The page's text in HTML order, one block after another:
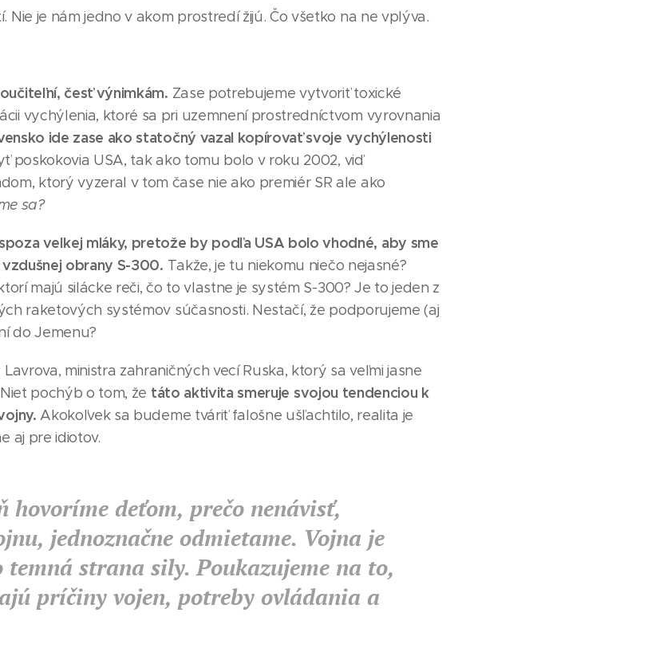
Nie je nám jedno v akom prostredí žijú. Čo všetko na ne vplýva.
česť výnimkám. Zase potrebujeme vytvoriť toxické
vychýlenia, ktoré sa pri uzemnení prostredníctvom vyrovnania
ide zase ako statočný vazal kopírovať svoje vychýlenosti
poskokovia USA, tak ako tomu bolo v roku 2002, viď
ktorý vyzeral v tom čase nie ako premiér SR ale ako
sa?
veľkej mláky, pretože by podľa USA bolo vhodné, aby sme
obrany S-300. Takže, je tu niekomu niečo nejasné?
majú silácke reči, čo to vlastne je systém S-300? Je to jeden z
raketových systémov súčasnosti. Nestačí, že podporujeme (aj
do Jemenu?
ministra zahraničných vecí Ruska, ktorý sa veľmi jasne
pochýb o tom, že táto aktivita smeruje svojou tendenciou k
Akokoľvek sa budeme tváriť falošne ušľachtilo, realita je
aj pre idiotov.
hovoríme deťom, prečo nenávisť,
jednoznačne odmietame. Vojna je
temná strana sily. Poukazujeme na to,
príčiny vojen, potreby ovládania a